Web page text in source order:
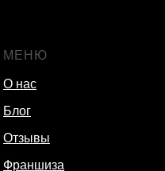
МЕНЮ
О нас
Блог
Отзывы
Франшиза